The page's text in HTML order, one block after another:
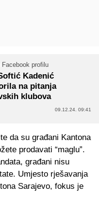
Facebook profilu
Kadenić
na pitanja
klubova
09.12.24. 09:41
da su građani Kantona
prodavati “maglu”.
građani nisu
Umjesto rješavanja
Sarajevo, fokus je